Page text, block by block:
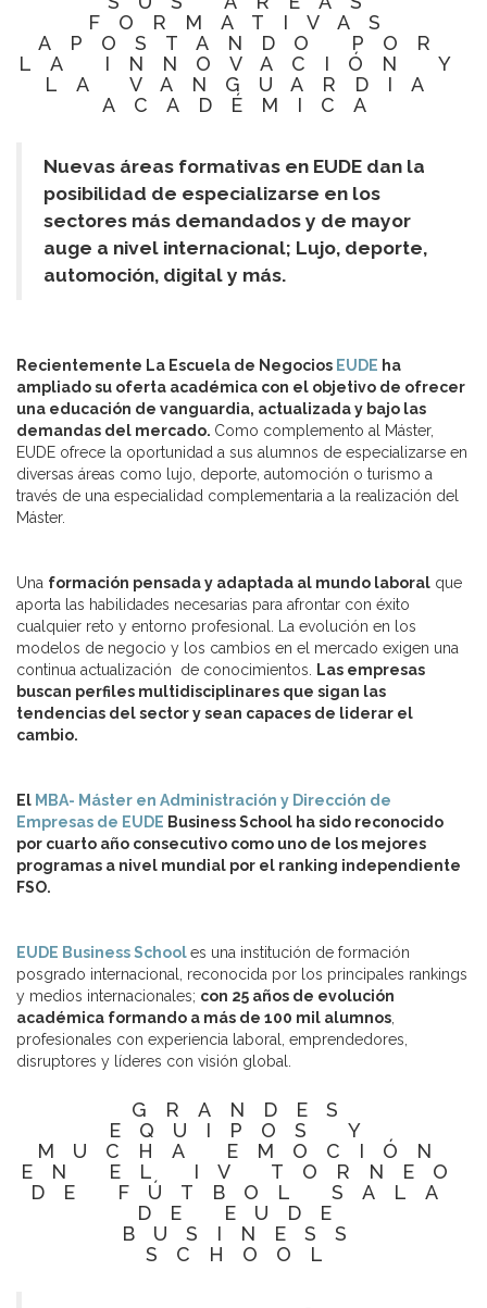
FORMATIVAS
APOSTANDO POR
LA INNOVACIÓN Y
LA VANGUARDIA
ACADÉMICA
Nuevas áreas formativas en EUDE dan la
posibilidad de especializarse en los
sectores más demandados y de mayor
auge a nivel internacional; Lujo, deporte,
automoción, digital y más.
Recientemente La Escuela de Negocios EUDE ha
ampliado su oferta académica con el objetivo de ofrecer
una educación de vanguardia, actualizada y bajo las
demandas del mercado. Como complemento al Máster,
EUDE ofrece la oportunidad a sus alumnos de especializarse en
diversas áreas como lujo, deporte, automoción o turismo a
través de una especialidad complementaria a la realización del
Máster.
Una formación pensada y adaptada al mundo laboral que
aporta las habilidades necesarias para afrontar con éxito
cualquier reto y entorno profesional. La evolución en los
modelos de negocio y los cambios en el mercado exigen una
continua actualización de conocimientos.
Las empresas
buscan perfiles multidisciplinares que sigan las
tendencias del sector y sean capaces de liderar el
cambio.
El MBA- Máster en Administración y Dirección de
Empresas de EUDE Business School ha sido reconocido
por cuarto año consecutivo como uno de los mejores
programas a nivel mundial por el ranking independiente
FSO.
EUDE Business Schooles una institución de formación
posgrado internacional, reconocida por los principales rankings
y medios internacionales; con 25 años de evolución
académica formando a más de 100 mil alumnos
profesionales con experiencia laboral, emprendedores,
disruptores y líderes con visión global.
GRANDES
EQUIPOS Y
MUCHA EMOCIÓN
EN EL IV TORNEO
DE FÚTBOL SALA
DE EUDE
BUSINESS
SCHOOL